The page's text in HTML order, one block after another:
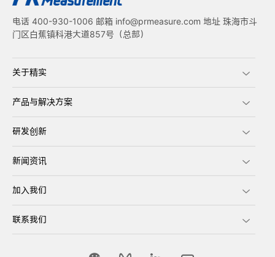
电话 400-930-1006 邮箱 info@prmeasure.com 地址 珠海市斗
门区白蕉镇科港大道857号（总部）
关于精实
产品与解决方案
研发创新
新闻资讯
加入我们
联系我们